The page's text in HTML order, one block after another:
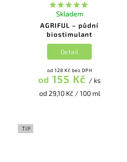
AGRIFUL – půdní
biostimulant
Skladem
od 128 Kč bez DPH
od 155 Kč / ks
od 29,10 Kč / 100 ml
Detail
TIP